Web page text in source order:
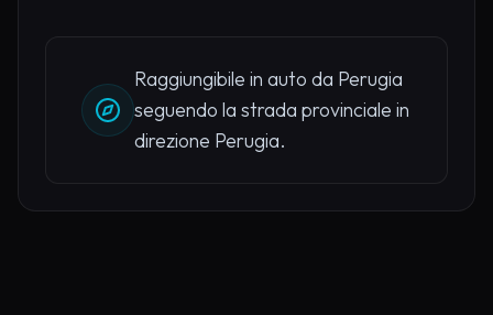
Raggiungibile in auto da Perugia
seguendo la strada provinciale in
direzione Perugia.